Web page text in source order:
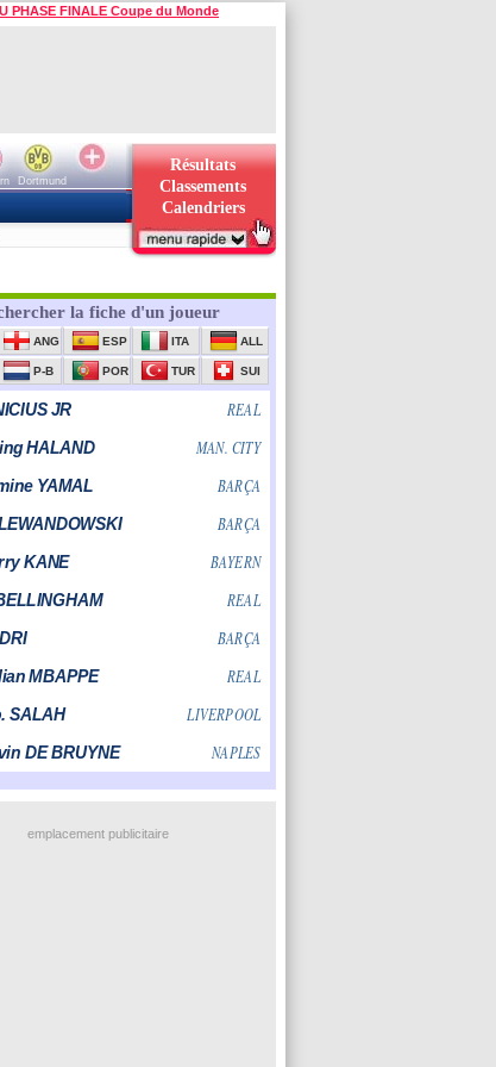
PHASE FINALE Coupe du Monde
Dortmund
Résultats
Classements
Calendriers
emplacement publicitaire